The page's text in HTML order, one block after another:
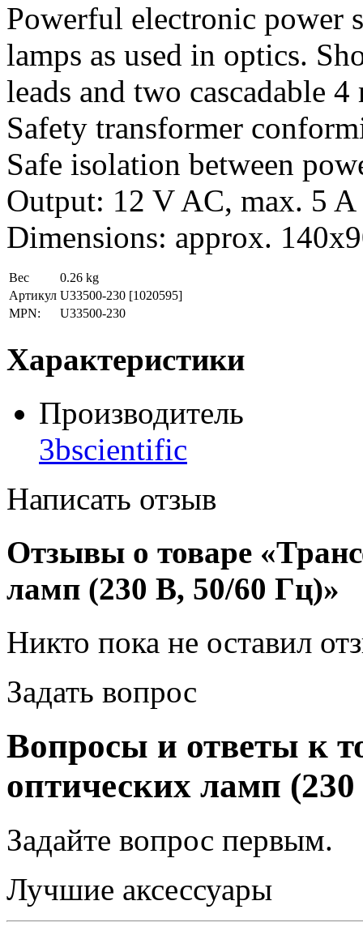
Powerful electronic power
lamps as used in optics.
leads and two cascadable
Safety transformer
Safe isolation between
Output: 12 V AC, max. 5 A
Dimensions: approx.
Вес
0.26 kg
Артикул U33500-230 [1020595]
MPN:
U33500-230
Характеристики
Производитель
3bscientific
Написать отзыв
Отзывы о товаре
ламп (230 В, 50/60 Гц)»
Никто пока не оставил
Задать вопрос
Вопросы и ответы к
оптических ламп
Задайте вопрос первым.
Лучшие аксессуары